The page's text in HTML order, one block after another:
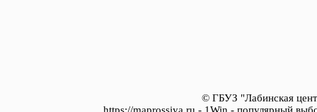
© ГБУЗ "Лабинская
https://maprossiya.ru - 1Win - популярный